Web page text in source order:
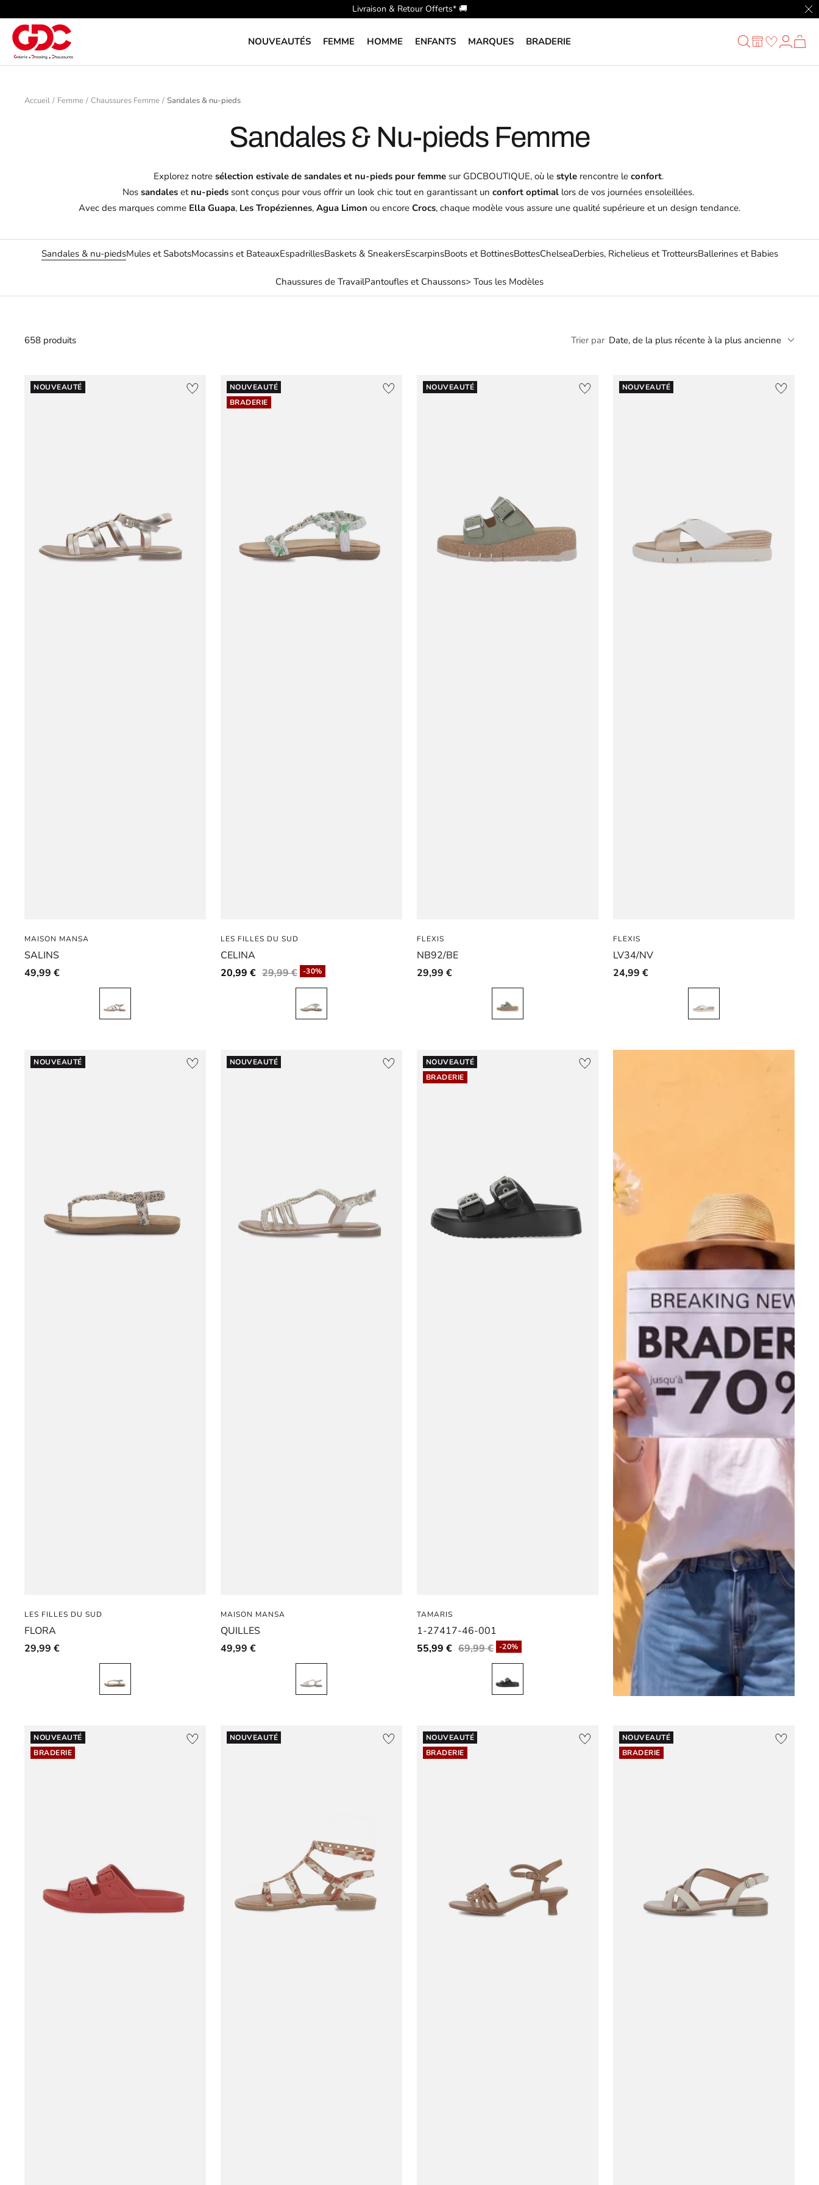
contenu
Livraison & Retour Offerts* 🚚​
GDC
NOUVEAUTÉS
FEMME HOMME ENFANTS MARQUES BRADERIE
Accueil Femme Chaussures Femme Sandales & nu-pieds
Sandales & Nu-pieds Femme
Explorez notre sélection estivale de sandales et nu-pieds pour femmesur GDCBOUTIQUE, où le stylerencontre le confort.
Nos sandales et nu-pieds sont conçus pour vous offrir un look chic tout en garantissant un confort optimal lors de vos journées ensoleillées.
Avec des marques comme Ella Guapa, Les Tropéziennes, Agua Limon ou encore Crocs, chaque modèle vous assure une qualité supérieure et un design tendance.
Sandales & nu-piedsMules et SabotsMocassins et BateauxEspadrillesBaskets & SneakersEscarpinsBoots et BottinesBottesChelseaDerbies, Richelieus et TrotteursBallerines et Babies
Chaussures de TravailPantoufles et Chaussons> Tous les Modèles
658 produits Trier par Date, de la plus récente à la plus ancienne
NOUVEAUTÉ
MAISON MANSA
SALINS
49,99 €
NOUVEAUTÉ
BRADERIE
LES FILLES DU SUD
CELINA
20,99 € 29,99 € -30%
NOUVEAUTÉ
FLEXIS
NB92/BE
29,99 €
NOUVEAUTÉ
FLEXIS
LV34/NV
24,99 €
NOUVEAUTÉ
LES FILLES DU SUD
FLORA
29,99 €
NOUVEAUTÉ
MAISON MANSA
QUILLES
49,99 €
NOUVEAUTÉ
BRADERIE
TAMARIS
1-27417-46-001
55,99 € 69,99 € -20%
NOUVEAUTÉ
BRADERIE
NOUVEAUTÉ
NOUVEAUTÉ
BRADERIE
NOUVEAUTÉ
BRADERIE